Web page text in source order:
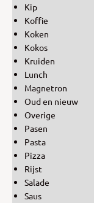
Kip
Koffie
Koken
Kokos
Kruiden
Lunch
Magnetron
Oud en nieuw
Overige
Pasen
Pasta
Pizza
Rijst
Salade
Saus